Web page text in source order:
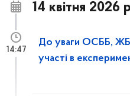
14 квітня 2026
До уваги ОСББ, ЖБК,
участі в
14:47